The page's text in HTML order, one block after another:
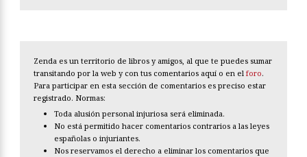
Zenda es un territorio de libros y amigos, al que te puedes sumar
transitando por la web y con tus comentarios aquí o en el foro.
Para participar en esta sección de comentarios es preciso estar
registrado. Normas:
Toda alusión personal injuriosa será eliminada.
No está permitido hacer comentarios contrarios a las leyes
españolas o injuriantes.
Nos reservamos el derecho a eliminar los comentarios que